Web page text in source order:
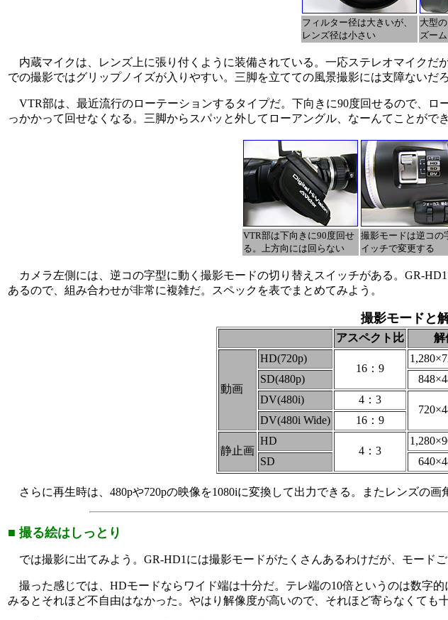
フィルター径は大きいが、
レンズ径は小さい
大型
ズー
内蔵マイクは、レンズ上に張り付くように装備されている。一応ステレオマイクだ
での撮影ではグリップノイズが入りやすい。三脚を立てての風景撮影には支障ないだ
VTR部は、最近流行のローテーションするタイプだ。下向きに90度回せるので、ロ
っかかって回せなくなる。三脚からスパッと外してローアングル、なーんてことがで
VTR部は下向きに90度回せ
る。上方向には回らない
撮影モードは逆コの
イッチで変更する
カメラ左側には、逆コの字型に動く撮影モードの切り替えスイッチがある。GR-
あるので、組み合わせが非常に複雑だ。スペックを表でまとめてみよう。
撮影モードと
アスペクト比 解
動画
HD(720p)
16：9
SD(480p)
DV(480i)
4：3
DV(480i Wide)
16：9
静止画
HD
4：3
SD
さらに再生時は、480pや720pの映像を1080iに変換して出力できる。またレンズの
■ 撮る絵はしっとり
では撮影に出てみよう。GR-HD1には撮影モードがたくさんあるわけだが、モード
撮った感じでは、HDモードならワイド端は十分だ。テレ端の10倍というのは数字
みるとそれほど不自由はなかった。やはり解像度が高いので、それほど寄らなくても